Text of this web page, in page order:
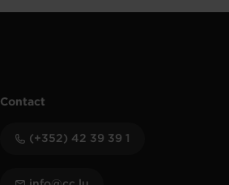
Contact
(+352) 42 39 39 1